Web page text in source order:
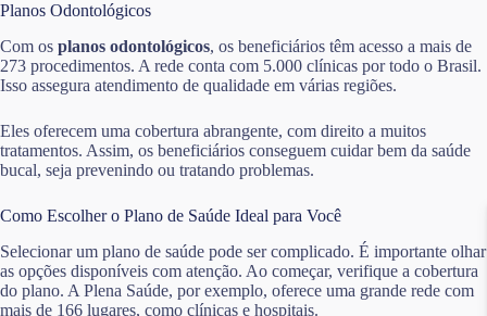
Planos Odontológicos
Com os planos odontológicos, os beneficiários têm acesso a mais de
273 procedimentos. A rede conta com 5.000 clínicas por todo o Brasil.
Isso assegura atendimento de qualidade em várias regiões.
Eles oferecem uma cobertura abrangente, com direito a muitos
tratamentos. Assim, os beneficiários conseguem cuidar bem da saúde
bucal, seja prevenindo ou tratando problemas.
Como Escolher o Plano de Saúde Ideal para Você
Selecionar um plano de saúde pode ser complicado. É importante olhar
as opções disponíveis com atenção. Ao começar, verifique a cobertura
do plano. A Plena Saúde, por exemplo, oferece uma grande rede com
mais de 166 lugares, como clínicas e hospitais.